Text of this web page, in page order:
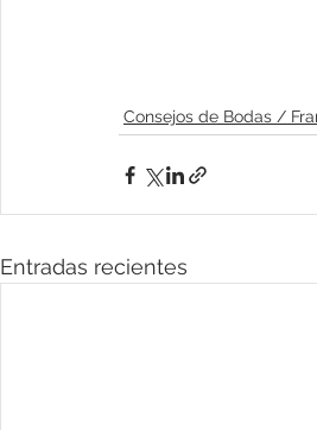
Consejos de Bodas /
Entradas recientes